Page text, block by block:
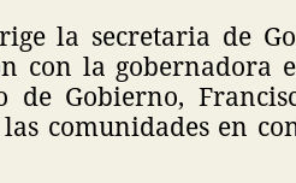
la secretaria de
con la gobernadora
de Gobierno,
comunidades en